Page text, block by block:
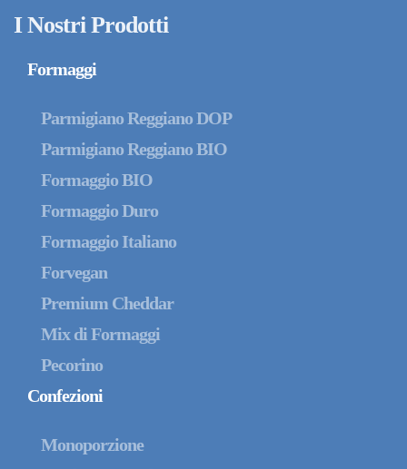
I Nostri Prodotti
Formaggi
Parmigiano Reggiano DOP
Parmigiano Reggiano BIO
Formaggio BIO
Formaggio Duro
Formaggio Italiano
Forvegan
Premium Cheddar
Mix di Formaggi
Pecorino
Confezioni
Monoporzione
crescita e nuovi